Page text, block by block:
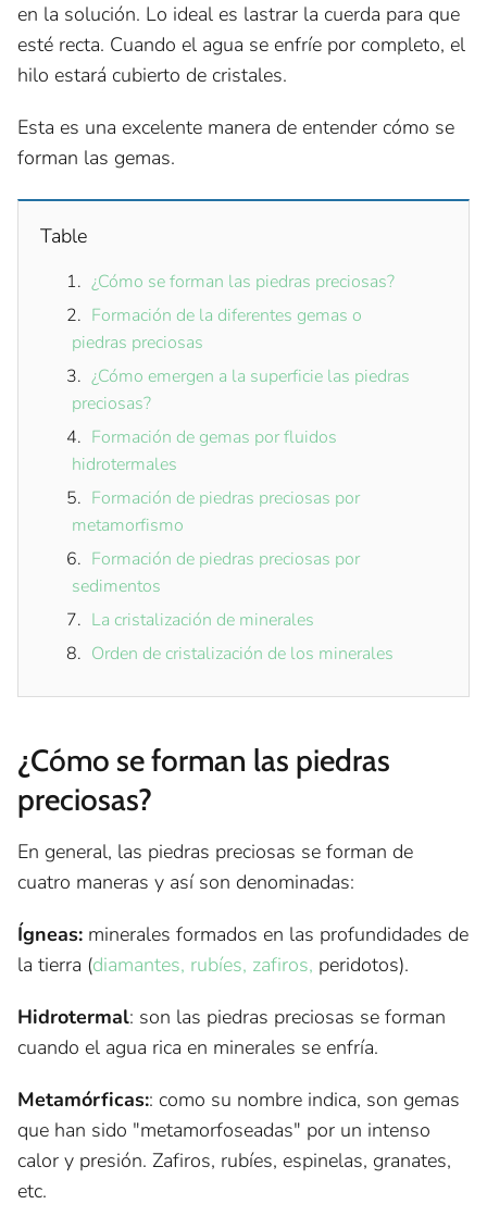
en la solución. Lo ideal es lastrar la cuerda para que
esté recta. Cuando el agua se enfríe por completo, el
hilo estará cubierto de cristales.
Esta es una excelente manera de entender cómo se
forman las gemas.
Table
¿Cómo se forman las piedras preciosas?
Formación de la diferentes gemas o
piedras preciosas
¿Cómo emergen a la superficie las piedras
preciosas?
Formación de gemas por fluidos
hidrotermales
Formación de piedras preciosas por
metamorfismo
Formación de piedras preciosas por
sedimentos
La cristalización de minerales
Orden de cristalización de los minerales
¿Cómo se forman las piedras
preciosas?
En general, las piedras preciosas se forman de
cuatro maneras y así son denominadas:
Ígneas: minerales formados en las profundidades de
la tierra (diamantes, rubíes, zafiros, peridotos).
Hidrotermal: son las piedras preciosas se forman
cuando el agua rica en minerales se enfría.
Metamórficas:: como su nombre indica, son gemas
que han sido "metamorfoseadas" por un intenso
calor y presión. Zafiros, rubíes, espinelas, granates,
etc.